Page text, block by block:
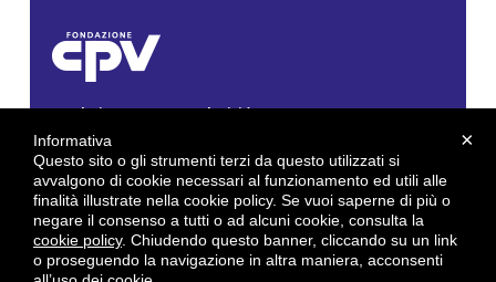
Via Gioacchino Rossini, 60 - 36100 Vicenza - Italy
Tel. 0444/960500 - Fax 0444/1932220
C.F. e P. IVA: 02429800242
E-mail:info@cpv.org
E-mail certificata PEC:pec.cpv@legalmail.it
byGruppo 4 srl
×
Informativa
Questo sito o gli strumenti terzi da questo utilizzati si
avvalgono di cookie necessari al funzionamento ed utili alle
finalità illustrate nella cookie policy. Se vuoi saperne di più o
negare il consenso a tutti o ad alcuni cookie, consulta la
cookie policy. Chiudendo questo banner, cliccando su un link
o proseguendo la navigazione in altra maniera, acconsenti